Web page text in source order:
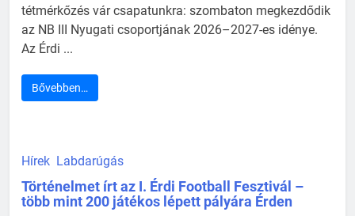
tétmérkőzés vár csapatunkra: szombaton megkezdődik
az NB III Nyugati csoportjának 2026–2027-es idénye.
Az Érdi ...
Bővebben…
Hírek Labdarúgás
Történelmet írt az I. Érdi Football Fesztivál –
több mint 200 játékos lépett pályára Érden